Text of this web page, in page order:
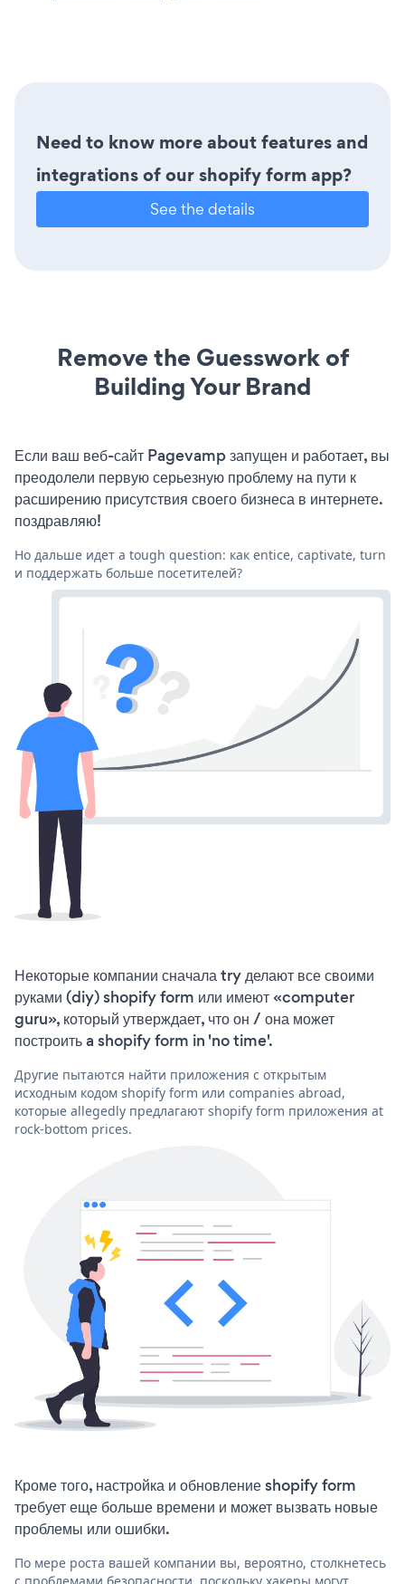
Need to know more about features and
integrations of our shopify form app?
See the details
Remove the Guesswork of
Building Your Brand
Если ваш веб-сайт Pagevamp запущен и работает, вы
преодолели первую серьезную проблему на пути к
расширению присутствия своего бизнеса в интернете.
поздравляю!
Но дальше идет a tough question: как entice, captivate, turn
и поддержать больше посетителей?
Некоторые компании сначала try делают все своими
руками (diy) shopify form или имеют «computer
guru», который утверждает, что он / она может
построить a shopify form in 'no time'.
Другие пытаются найти приложения с открытым
исходным кодом shopify form или companies abroad,
которые allegedly предлагают shopify form приложения at
rock-bottom prices.
Кроме того, настройка и обновление shopify form
требует еще больше времени и может вызвать новые
проблемы или ошибки.
По мере роста вашей компании вы, вероятно, столкнетесь